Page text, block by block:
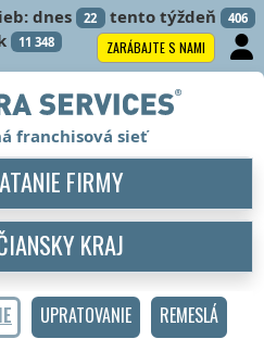
dnes 22 tento týždeň 406
11 348 ZARÁBAJTE S NAMI
UPRATOVANIE
REMESLÁ
franchisová sieť
FIRMY
KRAJ